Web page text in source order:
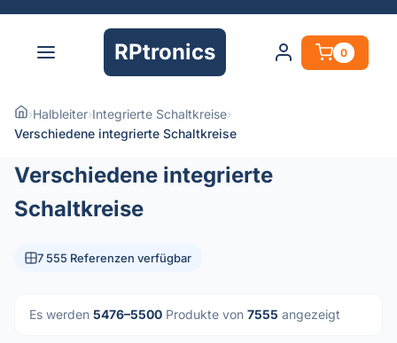
RPtronics 0
›Halbleiter›Integrierte Schaltkreise›
Verschiedene integrierte Schaltkreise
Verschiedene integrierte
Schaltkreise
7 555 Referenzen verfügbar
Es werden 5476–5500 Produkte von 7555 angezeigt